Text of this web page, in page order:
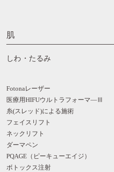
肌
しわ・たるみ
Fotonaレーザー
医療用HIFUウルトラフォーマ―Ⅲ
糸(スレッド)による施術
フェイスリフト
ネックリフト
ダーマペン
PQAGE（ピーキューエイジ）
ボトックス注射